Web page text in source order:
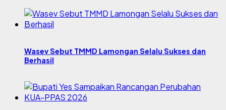
Wasev Sebut TMMD Lamongan Selalu Sukses dan
Berhasil